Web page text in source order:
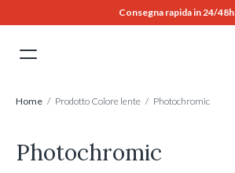
to
Consegna rapida in 24/48h
Home / Prodotto Colore lente / Photochromic
Photochromic